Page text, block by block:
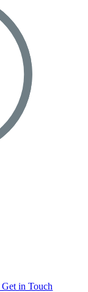
in Touch